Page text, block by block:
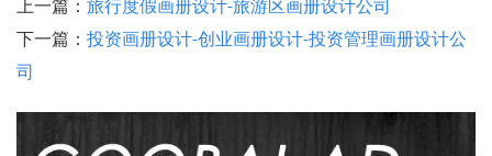
上一篇： 旅行度假画册设计-旅游区画册设计公司
下一篇： 投资画册设计-创业画册设计-投资管理画册设计公
司